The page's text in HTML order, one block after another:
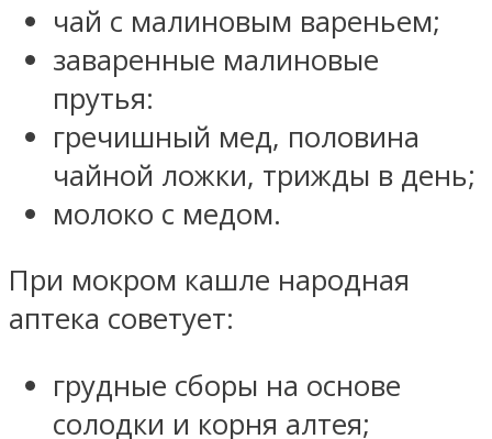
чай с малиновым вареньем;
заваренные малиновые
прутья:
гречишный мед, половина
чайной ложки, трижды в день;
молоко с медом.
При мокром кашле народная
аптека советует:
грудные сборы на основе
солодки и корня алтея;